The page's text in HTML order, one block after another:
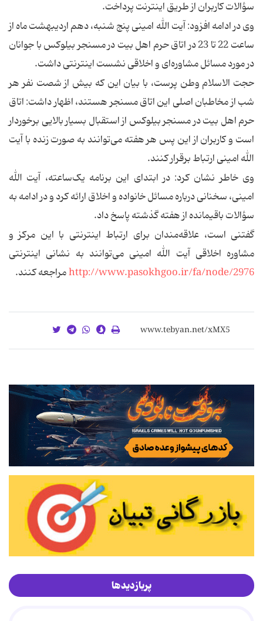
سؤالات کاربران از طریق اینترنت پرداخت.
وی در ادامه افزود: آیت الله امینی پنج شنبه، دهم اردیبهشت ماه از
ساعت 22 تا 23 در اتاق حرم اهل بیت در مسنجر بیلوکس با جوانان
در مورد مسائل مشاوره‌ای و اخلاقی نشست اینترنتی داشت.
حجت الاسلام وطن پرست، با بیان این که بیش از شصت نفر هر
شب از مخاطبان اصلی این اتاق مسنجر هستند، اظهار داشت: اتاق
حرم اهل بیت در مسنجر بیلوکس از استقبال بسیار بالایی برخوردار
است و کاربران از این پس هر هفته می‌توانند به صورت زنده با آیت
الله امینی ارتباط برقرار کنند.
وی خاطر نشان کرد: در ابتدای این برنامه یک‌ساعته، آیت الله
امینی، سخنانی درباره مسائل خانواده و اخلاق ارائه کرد و در ادامه به
سؤالات باقیمانده از هفته گذشته پاسخ داد.
گفتنی است، علاقه‌مندان برای ارتباط اینترنتی با این مرکز و
مشاوره اخلاقی آیت الله امینی می‌توانند به نشانی اینترنتی
http://www.pasokhgoo.ir/fa/node/2976مراجعه کنند.
پربازدیدها